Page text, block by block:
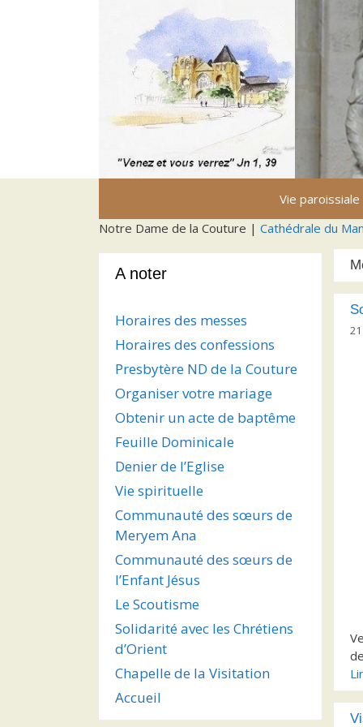
Vie paroissiale
Notre Dame de la Couture | Cathédrale du
A noter
Horaires des messes
Horaires des confessions
Presbytère ND de la Couture
Organiser votre mariage
Obtenir un acte de baptême
Feuille Dominicale
Denier de l’Eglise
Vie spirituelle
Communauté des sœurs de
Meryem Ana
Communauté des sœurs de
l’Enfant Jésus
Le Scoutisme
Solidarité avec les Chrétiens
d’Orient
Chapelle de la Visitation
Accueil